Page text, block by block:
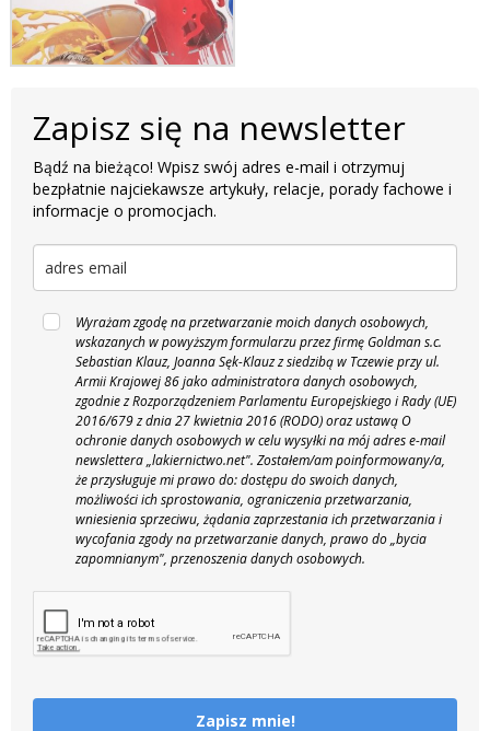
Zapisz się na newsletter
Bądź na bieżąco! Wpisz swój adres e-mail i otrzymuj
bezpłatnie najciekawsze artykuły, relacje, porady fachowe i
informacje o promocjach.
Wyrażam zgodę na przetwarzanie moich danych osobowych,
wskazanych w powyższym formularzu przez firmę Goldman s.c.
Sebastian Klauz, Joanna Sęk-Klauz z siedzibą w Tczewie przy ul.
Armii Krajowej 86 jako administratora danych osobowych,
zgodnie z Rozporządzeniem Parlamentu Europejskiego i Rady (UE)
2016/679 z dnia 27 kwietnia 2016 (RODO) oraz ustawą O
ochronie danych osobowych w celu wysyłki na mój adres e-mail
newslettera „lakiernictwo.net". Zostałem/am poinformowany/a,
że przysługuje mi prawo do: dostępu do swoich danych,
możliwości ich sprostowania, ograniczenia przetwarzania,
wniesienia sprzeciwu, żądania zaprzestania ich przetwarzania i
wycofania zgody na przetwarzanie danych, prawo do „bycia
zapomnianym", przenoszenia danych osobowych.
Zapisz mnie!